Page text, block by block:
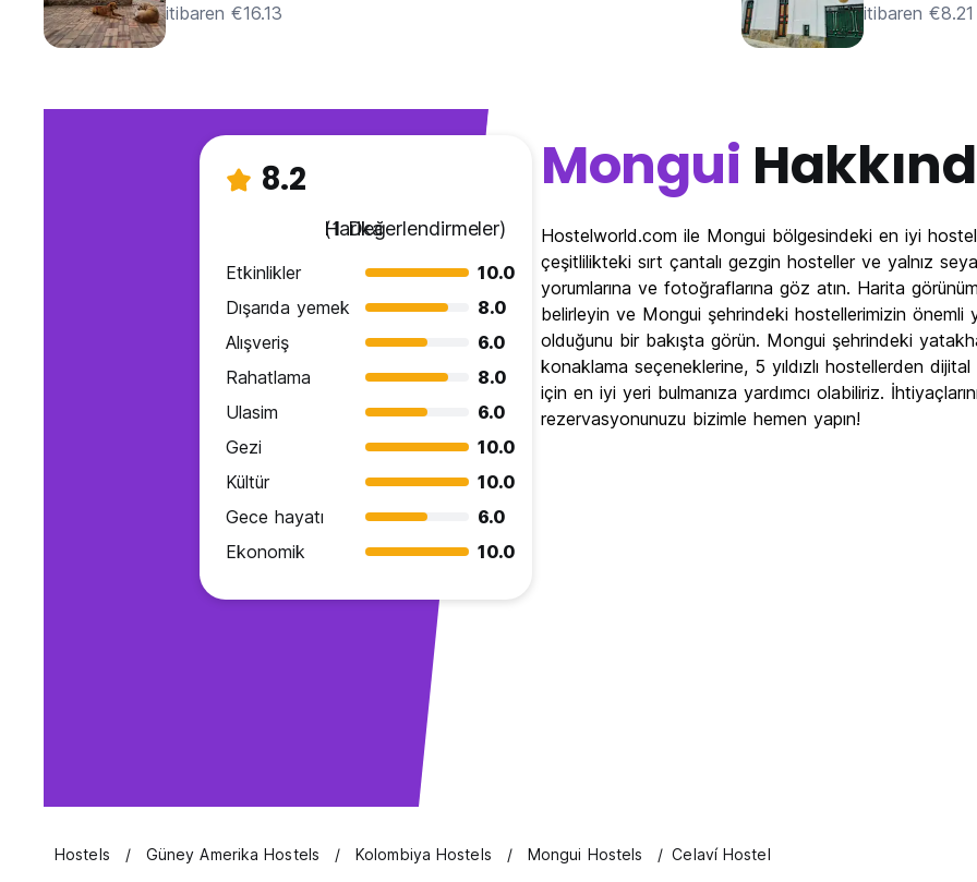
itibaren €16.13
itibaren €8.21
8.2
Harika
(1 Değerlendirmeler)
Etkinlikler
10.0
Dışarıda yemek
8.0
Alışveriş
6.0
Rahatlama
8.0
Ulasim
6.0
Gezi
10.0
Kültür
10.0
Gece hayatı
6.0
Ekonomik
10.0
Mongui
Hostelworld.com ile Mongui bölgesindeki en iyi
çeşitlilikteki sırt çantalı gezgin hosteller ve yalnız
yorumlarına ve fotoğraflarına göz atın. Harita
belirleyin ve Mongui şehrindeki hostellerimizin
olduğunu bir bakışta görün. Mongui şehrindeki
konaklama seçeneklerine, 5 yıldızlı hostellerden
için en iyi yeri bulmanıza yardımcı olabiliriz.
rezervasyonunuzu bizimle hemen yapın!
Hostels Güney Amerika Hostels Kolombiya Hostels Mongui Hostels Celaví Hostel